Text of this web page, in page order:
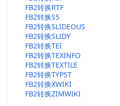
FB2转换RTF
FB2转换S5
FB2转换SLIDEOUS
FB2转换SLIDY
FB2转换TEI
FB2转换TEXINFO
FB2转换TEXTILE
FB2转换TYPST
FB2转换XWIKI
FB2转换ZIMWIKI